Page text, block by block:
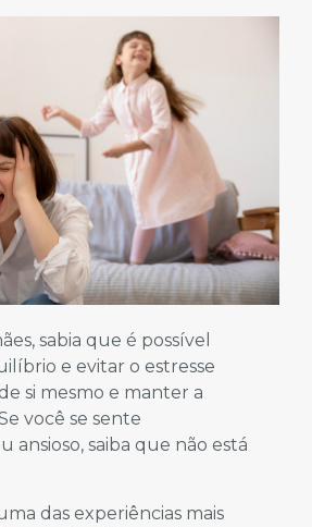
sabia que é possível
e evitar o estresse
si mesmo e manter a
você se sente
ansioso, saiba que não está
das experiências mais